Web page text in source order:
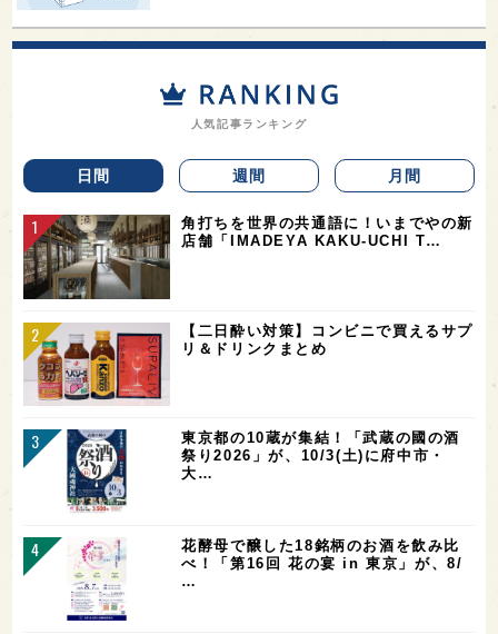
人気記事ランキング
日間 週間 月間
角打ちを世界の共通語に！いまでやの新
店舗「IMADEYA KAKU-UCHI T…
【二日酔い対策】コンビニで買えるサプ
リ＆ドリンクまとめ
東京都の10蔵が集結！「武蔵の國の酒
祭り2026」が、10/3(土)に府中市・
大…
花酵母で醸した18銘柄のお酒を飲み比
べ！「第16回 花の宴 in 東京」が、8/
…